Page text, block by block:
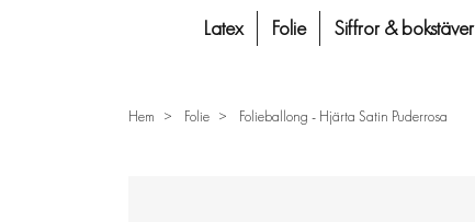
Latex Folie Siffror & bokstäver
Hem Folie Folieballong - Hjärta Satin Puderrosa